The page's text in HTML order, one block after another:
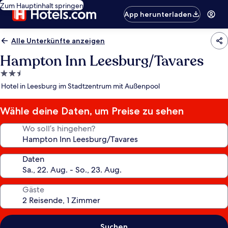
Zum Hauptinhalt springen
App herunterladen
Alle Unterkünfte anzeigen
Hampton Inn Leesburg/Tavares
2.5-
Sterne-
Hotel in Leesburg im Stadtzentrum mit Außenpool
Wähle deine Daten, um Preise zu sehen
Wo soll’s hingehen?
Daten
Gäste